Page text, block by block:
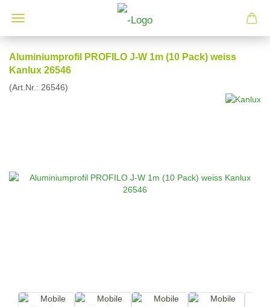
Aluminiumprofil PROFILO J-W 1m (10 Pack) weiss
Kanlux 26546
(Art.Nr.: 26546)